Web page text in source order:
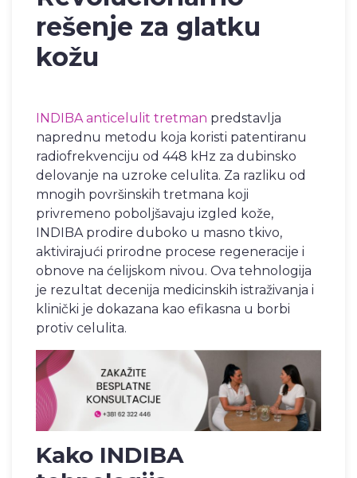
rešenje za glatku
kožu
INDIBA anticelulit tretman predstavlja
naprednu metodu koja koristi patentiranu
radiofrekvenciju od 448 kHz za dubinsko
delovanje na uzroke celulita. Za razliku od
mnogih površinskih tretmana koji
privremeno poboljšavaju izgled kože,
INDIBA prodire duboko u masno tkivo,
aktivirajući prirodne procese regeneracije i
obnove na ćelijskom nivou. Ova tehnologija
je rezultat decenija medicinskih istraživanja i
klinički je dokazana kao efikasna u borbi
protiv celulita.
Kako INDIBA